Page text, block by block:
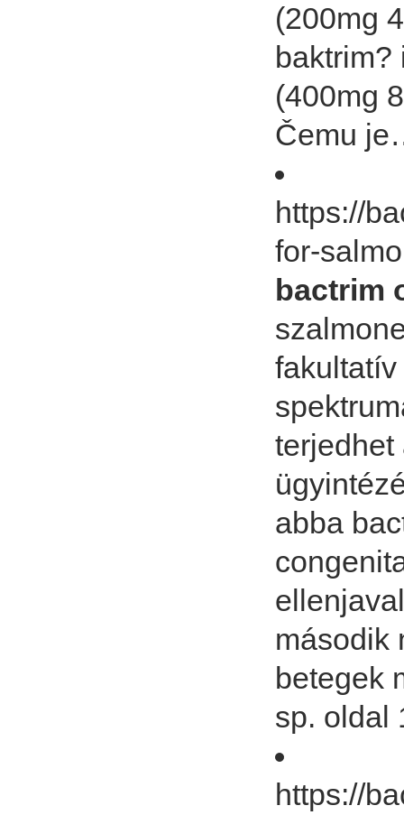
(200mg
baktrim?
(400mg
Čemu
https://
for-
bactrim
terjedhet
abba
második
betegek
sp.
https://